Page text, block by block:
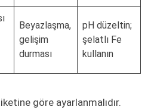
Beyazlaşma,
gelişim
durması
pH düzeltin;
şelatlı Fe
kullanın
göre ayarlanmalıdır.